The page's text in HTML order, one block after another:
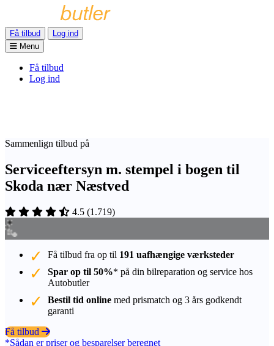
Få tilbud
Log ind
Menu
Få tilbud
Log ind
Sammenlign tilbud på
Serviceeftersyn m. stempel i bogen til
Skoda nær Næstved
4.5 (1.719)
Få tilbud fra op til 191 uafhængige værksteder
Spar op til 50%* på din bilreparation og service hos
Autobutler
Bestil tid online med prismatch og 3 års godkendt
garanti
Få tilbud
*Sådan er priser og besparelser beregnet